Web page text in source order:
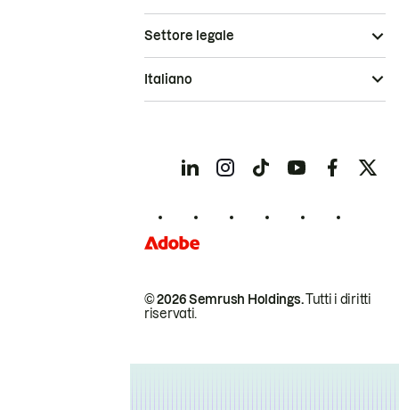
© 2026 Semrush Holdings.Tutti i diritti
riservati.
Settore legale
Italiano